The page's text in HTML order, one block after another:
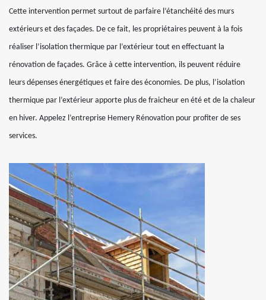
Cette intervention permet surtout de parfaire l’étanchéité des murs
extérieurs et des façades. De ce fait, les propriétaires peuvent à la fois
réaliser l’isolation thermique par l’extérieur tout en effectuant la
rénovation de façades. Grâce à cette intervention, ils peuvent réduire
leurs dépenses énergétiques et faire des économies. De plus, l’isolation
thermique par l’extérieur apporte plus de fraicheur en été et de la chaleur
en hiver. Appelez l’entreprise Hemery Rénovation pour profiter de ses
services.